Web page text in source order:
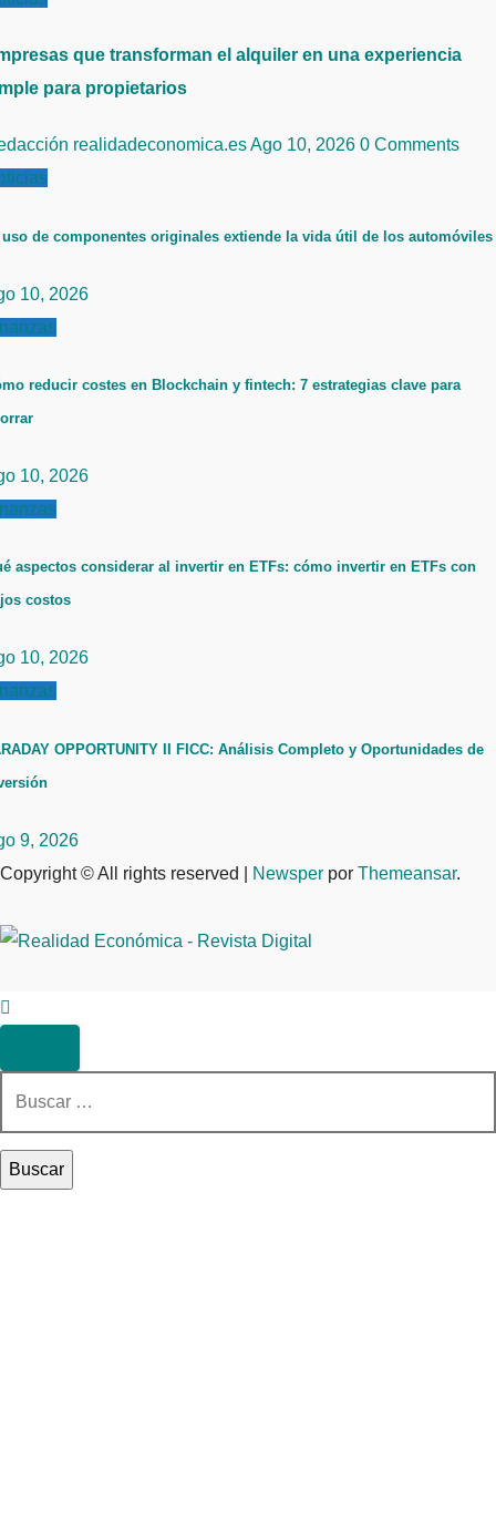
que transforman el alquiler en una experiencia
para propietarios
realidadeconomica.esAgo 10, 2026 0 Comments
de componentes originales extiende la vida útil de los automóviles
10, 2026
reducir costes en Blockchain y fintech: 7 estrategias clave para
10, 2026
aspectos considerar al invertir en ETFs: cómo invertir en ETFs con
costos
10, 2026
OPPORTUNITY II FICC: Análisis Completo y Oportunidades de
9, 2026
Copyright © All rights reserved
Newsper por Themeansar.